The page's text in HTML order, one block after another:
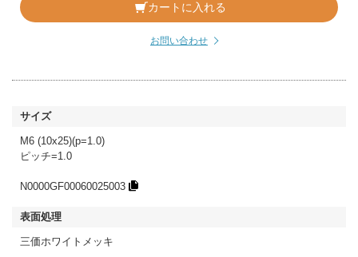
カートに入れる
お問い合わせ
M6 (10x25)(p=1.0)
ピッチ=1.0
N0000GF00060025003
三価ホワイトメッキ